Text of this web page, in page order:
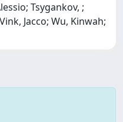
Tsygankov, ;
Jacco; Wu, Kinwah;